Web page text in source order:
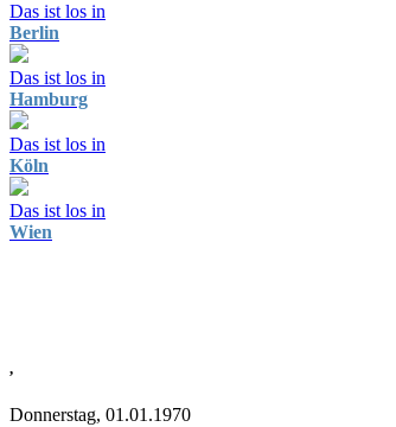
Das ist los in
Berlin
Das ist los in
Hamburg
Das ist los in
Köln
Das ist los in
Wien
,
Donnerstag, 01.01.1970